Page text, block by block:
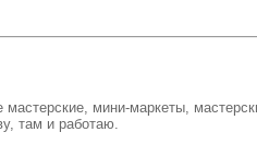
мини-маркеты,
там и работаю.